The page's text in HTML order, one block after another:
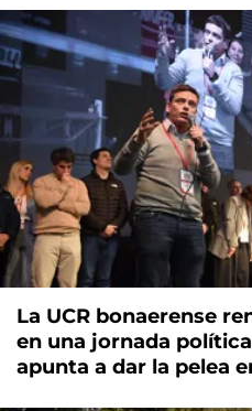
La UCR bonaerense
en una jornada
apunta a dar la pelea